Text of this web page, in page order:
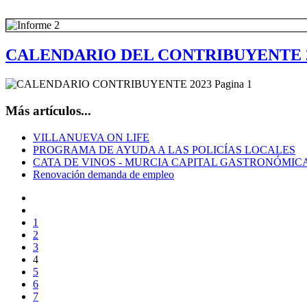
CALENDARIO DEL CONTRIBUYENTE
Más artículos...
VILLANUEVA ON LIFE
PROGRAMA DE AYUDA A LAS POLICÍAS LOCALES
CATA DE VINOS - MURCIA CAPITAL
Renovación demanda de empleo
1
2
3
4
5
6
7